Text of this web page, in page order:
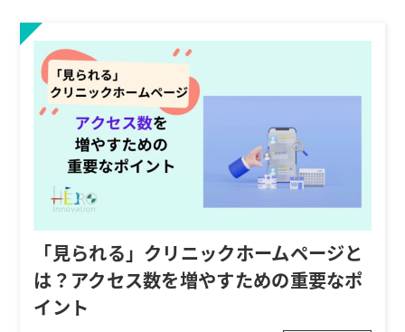
「見られる」クリニックホームページと
は？アクセス数を増やすための重要なポ
イント